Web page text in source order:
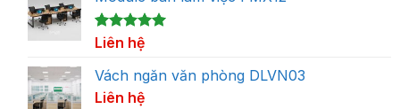
5.00trên 5
dựa trên
1
đánh giá
Liên hệ
Vách ngăn văn phòng DLVN03
Liên hệ